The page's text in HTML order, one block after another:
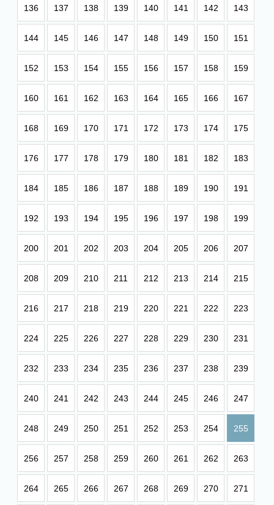
136 137 138 139 140 141 142 143
144 145 146 147 148 149 150 151
152 153 154 155 156 157 158 159
160 161 162 163 164 165 166 167
168 169 170 171 172 173 174 175
176 177 178 179 180 181 182 183
184 185 186 187 188 189 190 191
192 193 194 195 196 197 198 199
200 201 202 203 204 205 206 207
208 209 210 211 212 213 214 215
216 217 218 219 220 221 222 223
224 225 226 227 228 229 230 231
232 233 234 235 236 237 238 239
240 241 242 243 244 245 246 247
248 249 250 251 252 253 254 255
256 257 258 259 260 261 262 263
264 265 266 267 268 269 270 271